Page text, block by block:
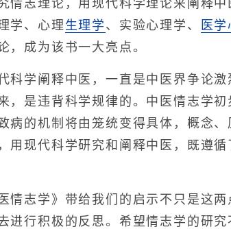
情志理论，用现代科学理论来阐释
学、心理生理学 、实验心理学、 医
，成为该书一大亮点。
学阐释中医，一直是中医界争论激
，是违背科学规律的。中医情志学
病的机制将由笼统变得具体，概念
用现代科学研究和阐释中医，既遵
志学》带给我们的启示不只是这两
进行积极的反思。希望情志学的研